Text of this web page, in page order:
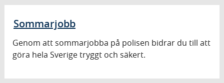
Sommarjobb
Genom att sommarjobba på polisen bidrar du till att
göra hela Sverige tryggt och säkert.